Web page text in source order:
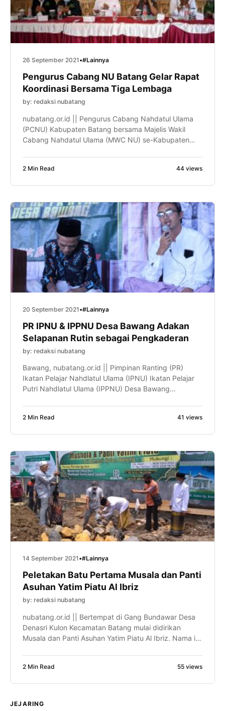
26 September 2021 •#Lainnya
Pengurus Cabang NU Batang Gelar Rapat
Koordinasi Bersama Tiga Lembaga
by: redaksi nubatang
nubatang.or.id || Pengurus Cabang Nahdatul Ulama
(PCNU) Kabupaten Batang bersama Majelis Wakil
Cabang Nahdatul Ulama (MWC NU) se-Kabupaten
Sempu Kecamatan Limpung, Ahad (26/9/2021). Tiga
Lembaga Ta’mir Masjid […]
2 Min Read 44 views
20 September 2021 •#Lainnya
PR IPNU & IPPNU Desa Bawang Adakan
Selapanan Rutin sebagai Pengkaderan
by: redaksi nubatang
Bawang, nubatang.or.id || Pimpinan Ranting (PR)
Ikatan Pelajar Nahdlatul Ulama (IPNU) Ikatan Pelajar
Putri Nahdlatul Ulama (IPPNU) Desa Bawang
Fatayat dan para pembina terlihat antusias dan
masjid wilayah Desa Bawang. […]
2 Min Read 41 views
14 September 2021 •#Lainnya
Peletakan Batu Pertama Musala dan Panti
Asuhan Yatim Piatu Al Ibriz
by: redaksi nubatang
nubatang.or.id || Bertempat di Gang Bundawar Desa
Denasri Kulon Kecamatan Batang mulai didirikan
Musala dan Panti Asuhan Yatim Piatu Al Ibriz. Nama ini
Taufiq, SP, M.Si. Panti asuhan Yatim Piatu di bawah
2 Min Read 55 views
JEJARING